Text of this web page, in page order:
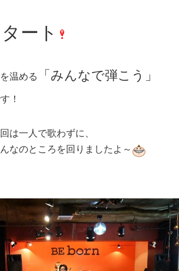
ート
温める
「みんなで弾こう」
！
は一人で歌わずに、
なのところを回りましたよ～